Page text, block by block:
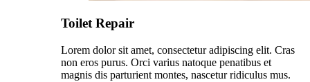
Toilet Repair
Lorem dolor sit amet, consectetur adipiscing elit. Cras
non eros purus. Orci varius natoque penatibus et
magnis dis parturient montes, nascetur ridiculus mus.